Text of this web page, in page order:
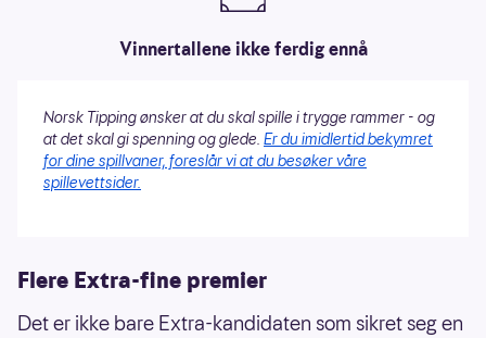
Vinnertallene ikke ferdig ennå
Norsk Tipping ønsker at du skal spille i trygge rammer - og
at det skal gi spenning og glede. Er du imidlertid bekymret
for dine spillvaner, foreslår vi at du besøker våre
spillevettsider.
Flere Extra-fine premier
Det er ikke bare Extra-kandidaten som sikret seg en